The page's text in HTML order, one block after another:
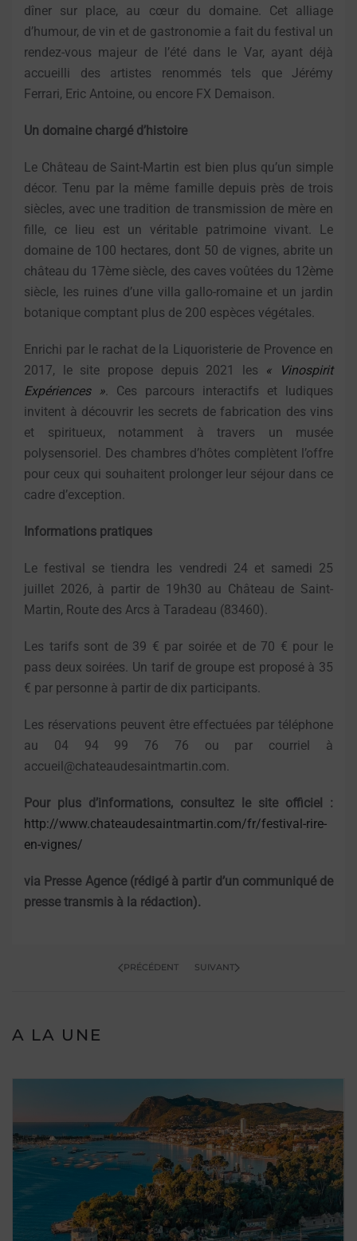
dîner sur place, au cœur du domaine. Cet alliage
d’humour, de vin et de gastronomie a fait du festival un
rendez-vous majeur de l’été dans le Var, ayant déjà
accueilli des artistes renommés tels que Jérémy
Ferrari, Eric Antoine, ou encore FX Demaison.
Un domaine chargé d’histoire
Le Château de Saint-Martin est bien plus qu’un simple
décor. Tenu par la même famille depuis près de trois
siècles, avec une tradition de transmission de mère en
fille, ce lieu est un véritable patrimoine vivant. Le
domaine de 100 hectares, dont 50 de vignes, abrite un
château du 17ème siècle, des caves voûtées du 12ème
siècle, les ruines d’une villa gallo-romaine et un jardin
botanique comptant plus de 200 espèces végétales.
Enrichi par le rachat de la Liquoristerie de Provence en
2017, le site propose depuis 2021 les « Vinospirit
Expériences ». Ces parcours interactifs et ludiques
invitent à découvrir les secrets de fabrication des vins
et spiritueux, notamment à travers un musée
polysensoriel. Des chambres d’hôtes complètent l’offre
pour ceux qui souhaitent prolonger leur séjour dans ce
cadre d’exception.
Informations pratiques
Le festival se tiendra les vendredi 24 et samedi 25
juillet 2026, à partir de 19h30 au Château de Saint-
Martin, Route des Arcs à Taradeau (83460).
Les tarifs sont de 39 € par soirée et de 70 € pour le
pass deux soirées. Un tarif de groupe est proposé à 35
€ par personne à partir de dix participants.
Les réservations peuvent être effectuées par téléphone
au 04 94 99 76 76 ou par courriel à
accueil@chateaudesaintmartin.com.
Pour plus d’informations, consultez le site officiel :
http://www.chateaudesaintmartin.com/fr/festival-rire-
en-vignes/
via Presse Agence (rédigé à partir d’un communiqué de
presse transmis à la rédaction).
PRÉCÉDENT SUIVANT
A LA UNE